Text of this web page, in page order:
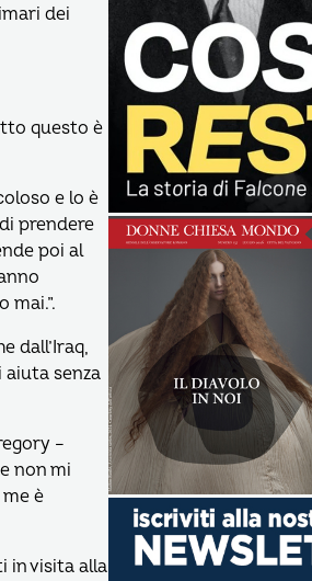
dei
questo è
e lo è
prendere
poi al
dall’Iraq,
aiuta senza
–
non mi
è
in visita alla